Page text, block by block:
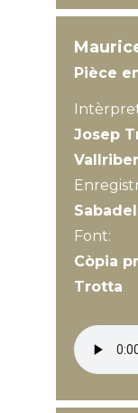
Pièce
Josep
Font:
Còpia
Trotta